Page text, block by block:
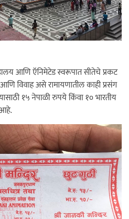
आणि ऍनिमेटेड स्वरूपात सीतेचे प्रकट
विवाह असे रामायणातील काही प्रसंग
१५ नेपाळी रुपये किंवा १० भारतीय